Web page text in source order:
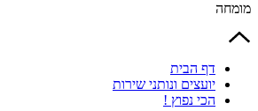
מומחה
דף הבית
יועצים ונותני שירות
הכי נפוץ !